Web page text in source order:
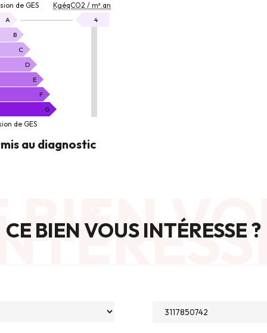
de GES KgéqCO2 / m².an
A
B
C
D
E
F
G
4KgéqCO2
de GES
au diagnostic
CE BIEN VOUS INTÉRESSE ?
BIEN